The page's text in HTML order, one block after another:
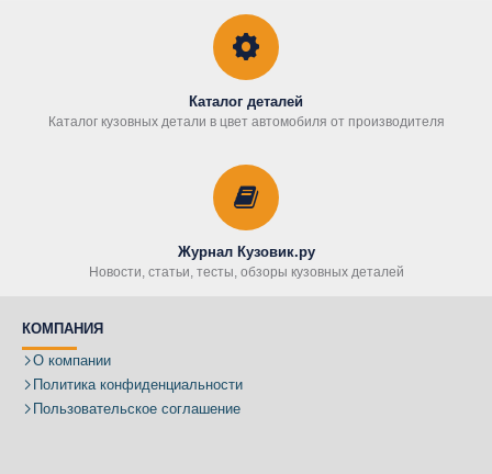
Каталог деталей
Каталог кузовных детали в цвет автомобиля от производителя
Журнал Кузовик.ру
Новости, статьи, тесты, обзоры кузовных деталей
КОМПАНИЯ
О компании
Политика конфиденциальности
Пользовательское соглашение